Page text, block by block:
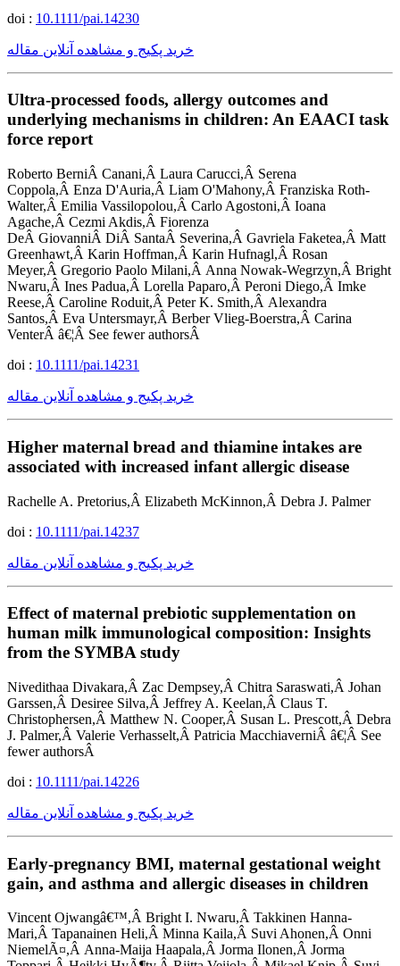
doi : 10.1111/pai.14230
خرید پکیج و مشاهده آنلاین مقاله
Ultra-processed foods, allergy outcomes and
underlying mechanisms in children: An EAACI task
force report
Roberto BerniÂ Canani,Â Laura Carucci,Â Serena
Coppola,Â Enza D'Auria,Â Liam O'Mahony,Â Franziska Roth-
Walter,Â Emilia Vassilopolou,Â Carlo Agostoni,Â Ioana
Agache,Â Cezmi Akdis,Â Fiorenza
DeÂ GiovanniÂ DiÂ SantaÂ Severina,Â Gavriela Faketea,Â Matt
Greenhawt,Â Karin Hoffman,Â Karin Hufnagl,Â Rosan
Meyer,Â Gregorio Paolo Milani,Â Anna Nowak-Wegrzyn,Â Bright
Nwaru,Â Ines Padua,Â Lorella Paparo,Â Peroni Diego,Â Imke
Reese,Â Caroline Roduit,Â Peter K. Smith,Â Alexandra
Santos,Â Eva Untersmayr,Â Berber Vlieg-Boerstra,Â Carina
VenterÂ â€¦Â See fewer authorsÂ
doi : 10.1111/pai.14231
خرید پکیج و مشاهده آنلاین مقاله
Higher maternal bread and thiamine intakes are
associated with increased infant allergic disease
Rachelle A. Pretorius,Â Elizabeth McKinnon,Â Debra J. Palmer
doi : 10.1111/pai.14237
خرید پکیج و مشاهده آنلاین مقاله
Effect of maternal prebiotic supplementation on
human milk immunological composition: Insights
from the SYMBA study
Nivedithaa Divakara,Â Zac Dempsey,Â Chitra Saraswati,Â Johan
Garssen,Â Desiree Silva,Â Jeffrey A. Keelan,Â Claus T.
Christophersen,Â Matthew N. Cooper,Â Susan L. Prescott,Â Debra
J. Palmer,Â Valerie Verhasselt,Â Patricia MacchiaverniÂ â€¦Â See
fewer authorsÂ
doi : 10.1111/pai.14226
خرید پکیج و مشاهده آنلاین مقاله
Early-pregnancy BMI, maternal gestational weight
gain, and asthma and allergic diseases in children
Vincent Ojwangâ€™,Â Bright I. Nwaru,Â Takkinen Hanna-
Mari,Â Tapanainen Heli,Â Minna Kaila,Â Suvi Ahonen,Â Onni
NiemelÃ¤,Â Anna-Maija Haapala,Â Jorma Ilonen,Â Jorma